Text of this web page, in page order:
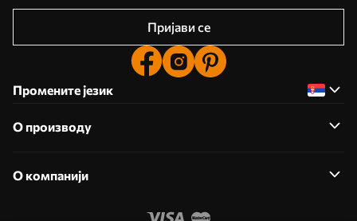
Пријави се
Промените језик
О производу
О компанији